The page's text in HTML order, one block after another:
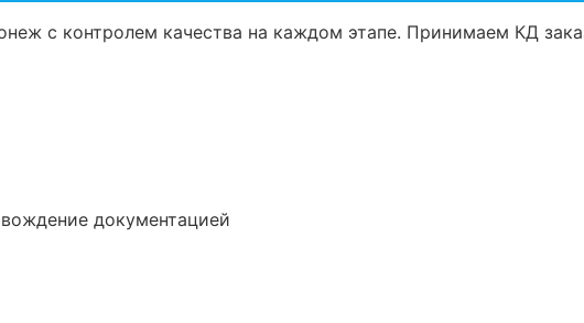
с контролем качества на каждом этапе. Принимаем КД
документацией